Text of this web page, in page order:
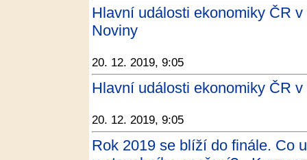
Hlavní události ekonomiky ČR
Noviny
20. 12. 2019, 9:05
Hlavní události ekonomiky ČR
20. 12. 2019, 9:05
Rok 2019 se blíží do finále. Co